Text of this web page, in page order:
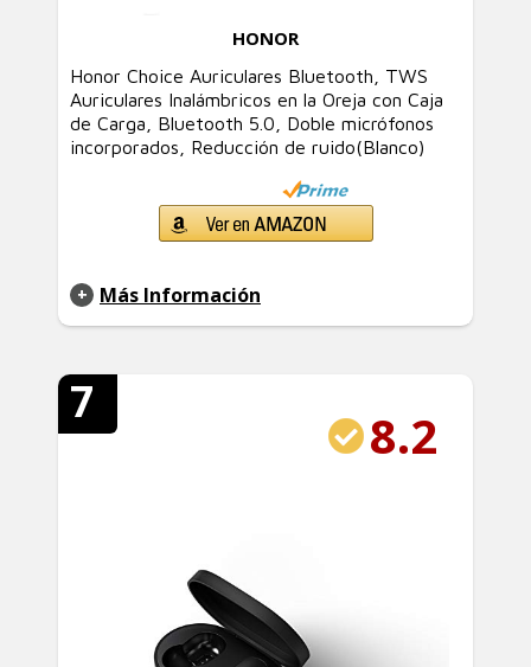
HONOR
Honor Choice Auriculares Bluetooth, TWS
Auriculares Inalámbricos en la Oreja con Caja
de Carga, Bluetooth 5.0, Doble micrófonos
incorporados, Reducción de ruido(Blanco)
Más Información
7
8.2